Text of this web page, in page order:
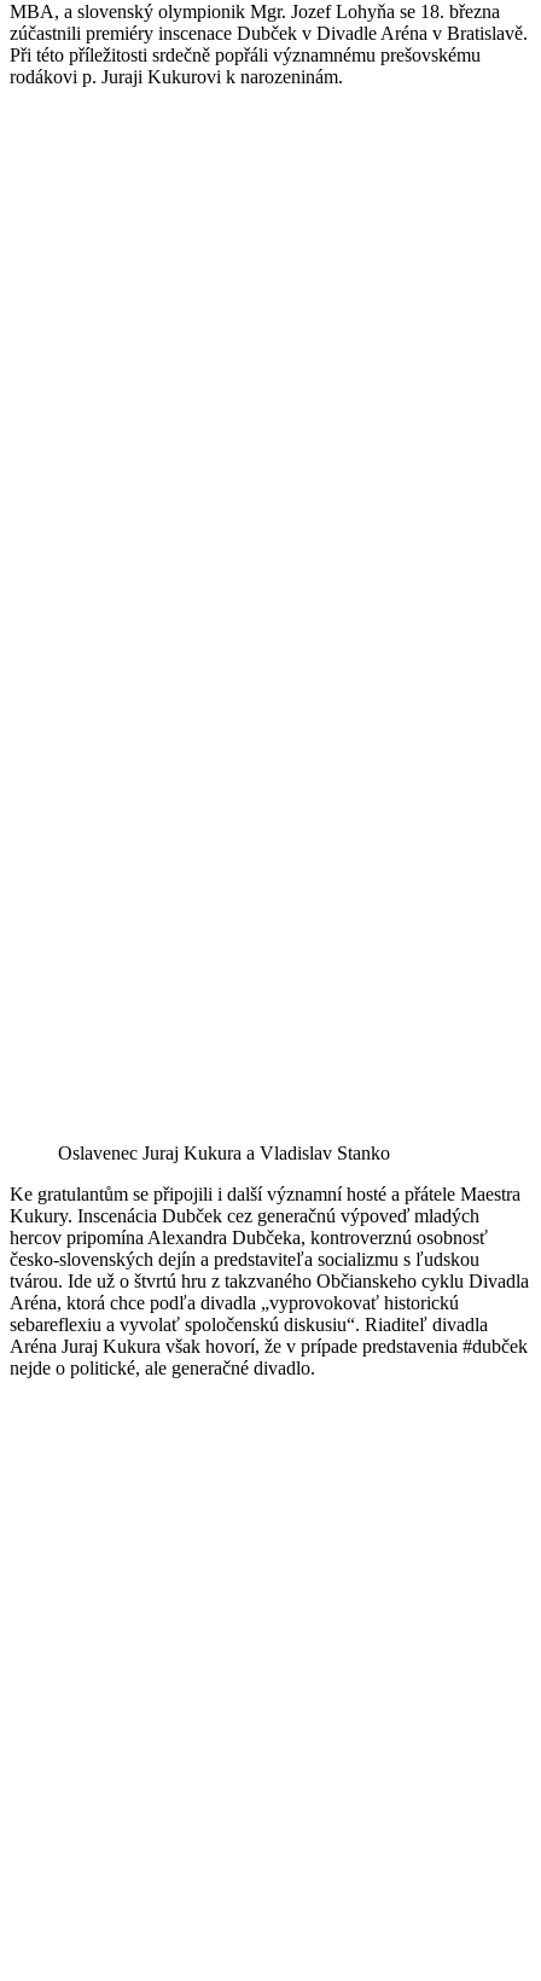
MBA, a slovenský olympionik Mgr. Jozef Lohyňa se 18. března
zúčastnili premiéry inscenace Dubček v Divadle Aréna v Bratislavě.
Při této příležitosti srdečně popřáli významnému prešovskému
rodákovi p. Juraji Kukurovi k narozeninám.
Oslavenec Juraj Kukura a Vladislav Stanko
Ke gratulantům se připojili i další významní hosté a přátele Maestra
Kukury. Inscenácia Dubček cez generačnú výpoveď mladých
hercov pripomína Alexandra Dubčeka, kontroverznú osobnosť
česko-slovenských dejín a predstaviteľa socializmu s ľudskou
tvárou. Ide už o štvrtú hru z takzvaného Občianskeho cyklu Divadla
Aréna, ktorá chce podľa divadla „vyprovokovať historickú
sebareflexiu a vyvolať spoločenskú diskusiu“. Riaditeľ divadla
Aréna Juraj Kukura však hovorí, že v prípade predstavenia #dubček
nejde o politické, ale generačné divadlo.